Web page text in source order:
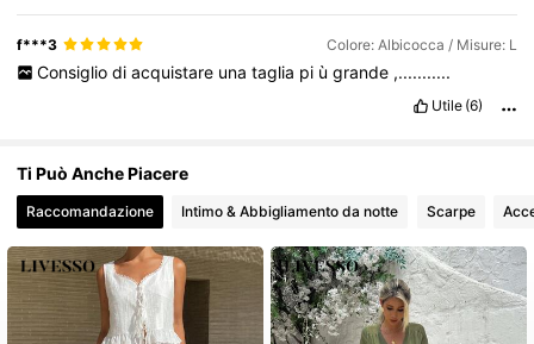
f***3 Colore: Albicocca / Misure: L
Consiglio di acquistare una taglia pi ù grande ,...........
Utile (6)
Ti Può Anche Piacere
Raccomandazione Intimo & Abbigliamento da notte Scarpe